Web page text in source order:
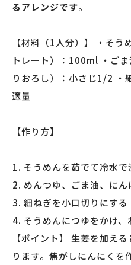
るアレンジです。
【材料（1人分）】 ・そ
トレート）：100ml ・ご
りおろし）：小さじ1/2 ・
適量
【作り方】
そうめんを茹でて冷水で
めんつゆ、ごま油、にん
細ねぎを小口切りにする
そうめんにつゆをかけ、
【ポイント】 生姜を加え
ります。焦がしにんにくを